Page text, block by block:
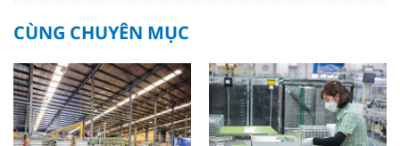
CÙNG CHUYÊN MỤC